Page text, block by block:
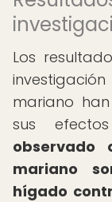
Los
mariano
sus
observado
mariano
hígado